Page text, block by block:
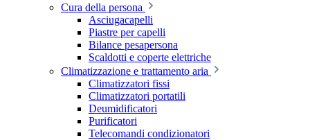
Cura della persona
Asciugacapelli
Piastre per capelli
Bilance pesapersona
Scaldotti e coperte elettriche
Climatizzazione e trattamento aria
Climatizzatori fissi
Climatizzatori portatili
Deumidificatori
Purificatori
Telecomandi condizionatori